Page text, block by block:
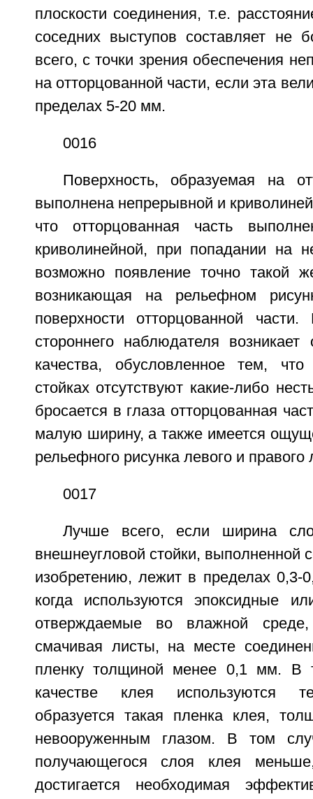
плоскости соединения, т.е.
соседних выступов составляет
всего, с точки зрения обеспечения
на отторцованной части, если эта
пределах 5-20 мм.
0016
Поверхность, образуемая на
выполнена непрерывной и
что отторцованная часть
криволинейной, при попадании на
возможно появление точно такой
возникающая на рельефном
поверхности отторцованной
стороннего наблюдателя
качества, обусловленное тем,
стойках отсутствуют какие-либо
бросается в глаза отторцованная
малую ширину, а также имеется
рельефного рисунка левого и правого
0017
Лучше всего, если ширина
внешнеугловой стойки, выполненной
изобретению, лежит в пределах
когда используются эпоксидные
отверждаемые во влажной
смачивая листы, на месте
пленку толщиной менее 0,1 мм. В
качестве клея используются
образуется такая пленка клея,
невооруженным глазом. В том
получающегося слоя клея
достигается необходимая